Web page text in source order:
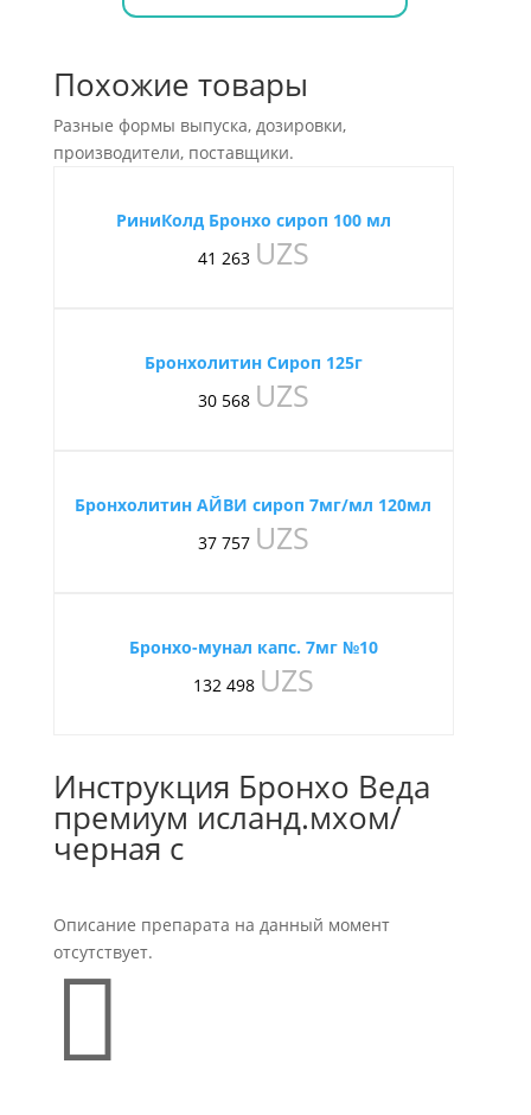
Похожие товары
Разные формы выпуска, дозировки,
производители, поставщики.
РиниКолд Бронхо сироп 100 мл
41 263 UZS
Бронхолитин Сироп 125г
30 568 UZS
Бронхолитин АЙВИ сироп 7мг/мл 120мл
37 757 UZS
Бронхо-мунал капс. 7мг №10
132 498 UZS
Инструкция Бронхо Веда
премиум исланд.мхом/
черная с
Описание препарата на данный момент
отсутствует.
